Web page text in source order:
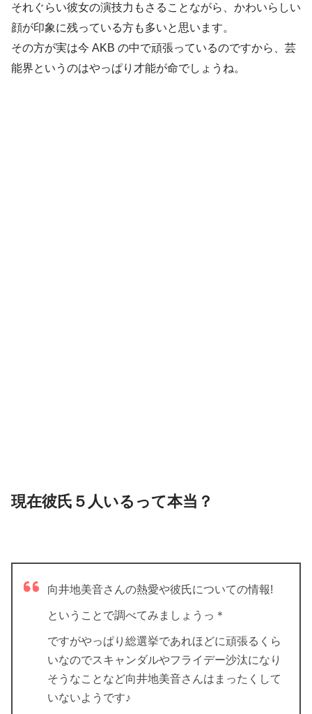
それぐらい彼女の演技力もさることながら、かわいらしい
顔が印象に残っている方も多いと思います。
その方が実は今 AKB の中で頑張っているのですから、芸
能界というのはやっぱり才能が命でしょうね。
現在彼氏５人いるって本当？
向井地美音さんの熱愛や彼氏についての情報!
ということで調べてみましょうっ＊
ですがやっぱり総選挙であれほどに頑張るくら
いなのでスキャンダルやフライデー沙汰になり
そうなことなど向井地美音さんはまったくして
いないようです♪